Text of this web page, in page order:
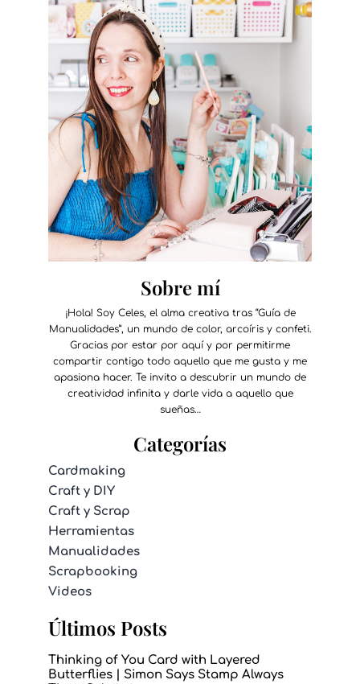
Sobre mí
¡Hola! Soy Celes, el alma creativa tras “Guía de
Manualidades”, un mundo de color, arcoíris y confeti.
Gracias por estar por aquí y por permitirme
compartir contigo todo aquello que me gusta y me
apasiona hacer. Te invito a descubrir un mundo de
creatividad infinita y darle vida a aquello que
sueñas…
Categorías
Cardmaking
Craft y DIY
Craft y Scrap
Herramientas
Manualidades
Scrapbooking
Videos
Últimos Posts
Thinking of You Card with Layered
Butterflies | Simon Says Stamp Always